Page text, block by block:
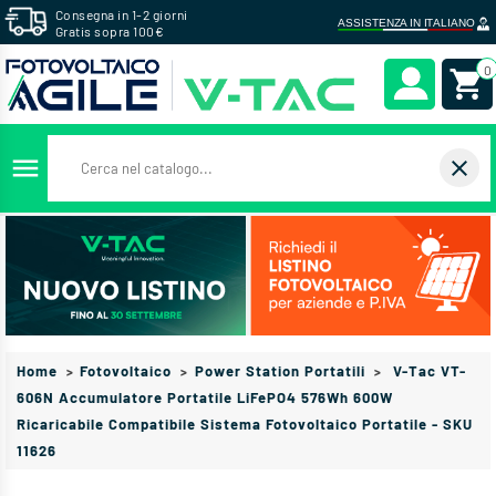
Consegna in 1-2 giorni
Gratis sopra 100€
0
menu close
Home Fotovoltaico Power Station Portatili
V-Tac VT-
606N Accumulatore Portatile LiFePO4 576Wh 600W
Ricaricabile Compatibile Sistema Fotovoltaico Portatile - SKU
11626